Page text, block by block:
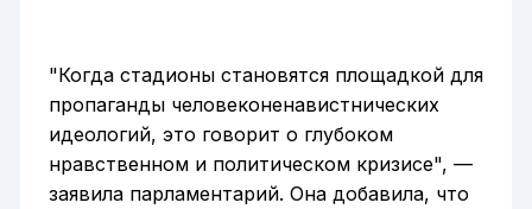
"Когда стадионы становятся площадкой для
пропаганды человеконенавистнических
идеологий, это говорит о глубоком
нравственном и политическом кризисе", —
заявила парламентарий. Она добавила, что